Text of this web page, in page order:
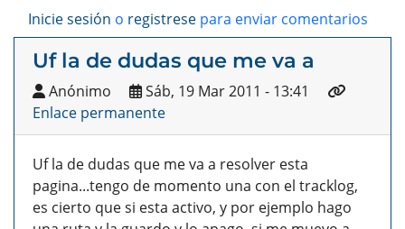
Inicie sesión o registrese para enviar comentarios
Uf la de dudas que me va a
Anónimo
Sáb, 19 Mar 2011 - 13:41
Enlace permanente
Uf la de dudas que me va a resolver esta
pagina...tengo de momento una con el tracklog,
es cierto que si esta activo, y por ejemplo hago